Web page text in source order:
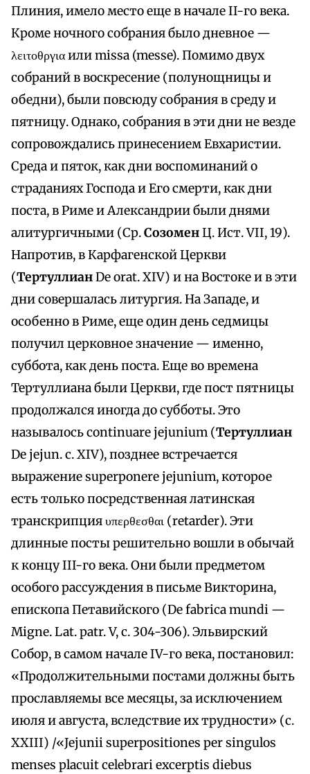
Плиния, имело место еще в начале II-го века.
Кроме ночного собрания было дневное —
λειτοθργια или missa (messe). Помимо двух
собраний в воскресение (полунощницы и
обедни), были повсюду собрания в среду и
пятницу. Однако, собрания в эти дни не везде
сопровождались принесением Евхаристии.
Среда и пяток, как дни воспоминаний о
страданиях Господа и Его смерти, как дни
поста, в Риме и Александрии были днями
алитургичными (Ср.СозоменЦ. Ист. VII, 19).
Напротив, в Карфагенской Церкви
(ТертуллианDe orat. XIV) и на Востоке и в эти
дни совершалась литургия. На Западе, и
особенно в Риме, еще один день седмицы
получил церковное значение — именно,
суббота, как день поста. Еще во времена
Тертуллиана были Церкви, где пост пятницы
продолжался иногда до субботы. Это
называлось continuare jejunium (Тертуллиан
De jejun. с. XIV), позднее встречается
выражение superponere jejunium, которое
есть только посредственная латинская
транскрипция υπερθεσθαι (retarder). Эти
длинные посты решительно вошли в обычай
к концу III-го века. Они были предметом
особого рассуждения в письме Викторина,
епископа Петавийского (De fabrica mundi —
Migne. Lat. patr. V, c. 304-306). Эльвирский
Собор, в самом начале IV-го века, постановил:
«Продолжительными постами должны быть
прославляемы все месяцы, за исключением
июля и августа, вследствие их трудности» (с.
XXIII) /«Jejunii superpositiones per singulos
menses placuit celebrari excerptis diebus